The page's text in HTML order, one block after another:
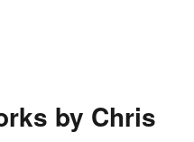
by Chris